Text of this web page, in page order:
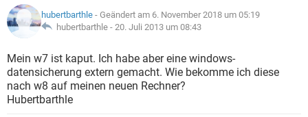
FACEBOOK
WHATSAPP TIKTOK
FACEBOOK
ANDROID
WINDOWS 10 INSTAGRAM
WHATSAPP TIKTOK
FACEBOOK HARDWARE
SPIELE STREAMING
ANDROID
WINDOWS 10 INSTAGRAM
WHATSAPP TIKTOK
LEXIKON
SPIELE STREAMING
ANDROID IOS
WINDOWS 10
hubertbarthle - Geändert am 6. November 2018 um 05:19
hubertbarthle - 20. Juli 2013 um 08:43
Mein w7 ist kaput. Ich habe aber eine windows-
datensicherung extern gemacht. Wie bekomme ich diese
nach w8 auf meinen neuen Rechner?
Hubertbarthle